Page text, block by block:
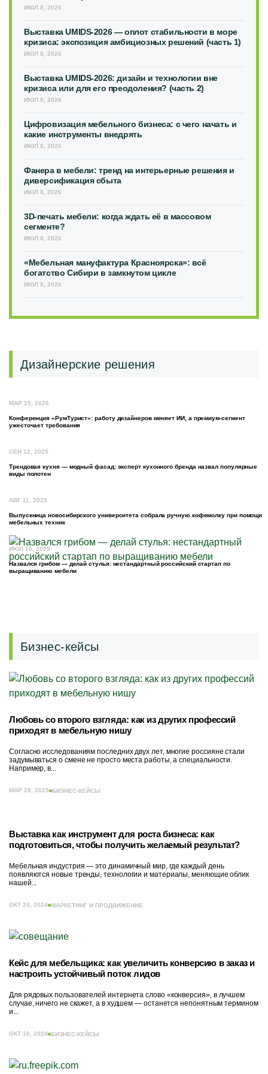
ИЮЛ 8, 2026
Выставка UMIDS-2026 — оплот стабильности в море
кризиса: экспозиция амбициозных решений (часть 1)
ИЮЛ 8, 2026
Выставка UMIDS-2026: дизайн и технологии вне
кризиса или для его преодоления? (часть 2)
ИЮЛ 8, 2026
Цифровизация мебельного бизнеса: с чего начать и
какие инструменты внедрять
ИЮЛ 8, 2026
Фанера в мебели: тренд на интерьерные решения и
диверсификация сбыта
ИЮЛ 8, 2026
3D-печать мебели: когда ждать её в массовом
сегменте?
ИЮЛ 8, 2026
«Мебельная мануфактура Красноярска»: всё
богатство Сибири в замкнутом цикле
ИЮЛ 8, 2026
Дизайнерские решения
МАР 25, 2026
Конференция «РумТурист»: работу дизайнеров меняет ИИ, а премиум-сегмент
ужесточает требования
СЕН 12, 2025
Трендовая кухня — модный фасад: эксперт кухонного бренда назвал популярные
виды полотен
АВГ 11, 2025
Выпускница новосибирского университета собрала ручную кофемолку при помощи
мебельных техник
ИЮЛ 15, 2025
Назвался грибом — делай стулья: нестандартный российский стартап по
выращиванию мебели
Бизнес-кейсы
Любовь со второго взгляда: как из других профессий
приходят в мебельную нишу
Согласно исследованиям последних двух лет, многие россияне стали
задумываться о смене не просто места работы, а специальности.
Например, в...
МАР 28, 2025 БИЗНЕС-КЕЙСЫ
Выставка как инструмент для роста бизнеса: как
подготовиться, чтобы получить желаемый результат?
Мебельная индустрия — это динамичный мир, где каждый день
появляются новые тренды, технологии и материалы, меняющие облик
нашей...
ОКТ 24, 2024 МАРКЕТИНГ И ПРОДВИЖЕНИЕ
Кейс для мебельщика: как увеличить конверсию в заказ и
настроить устойчивый поток лидов
Для рядовых пользователей интернета слово «конверсия», в лучшем
случае, ничего не скажет, а в худшем — останется непонятным термином
и...
ОКТ 16, 2024 БИЗНЕС-КЕЙСЫ